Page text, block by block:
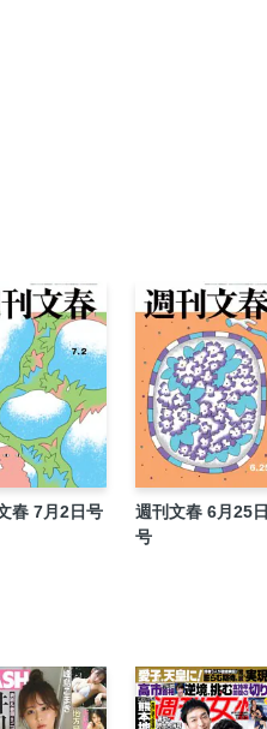
春 7月2日号
週刊文春 6月25日
号